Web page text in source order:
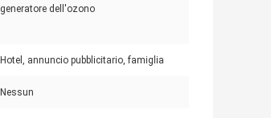
generatore dell'ozono
Hotel, annuncio pubblicitario, famiglia
Nessun